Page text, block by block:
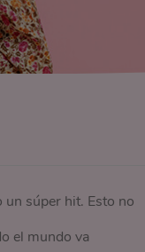
un súper hit. Esto no
el mundo va